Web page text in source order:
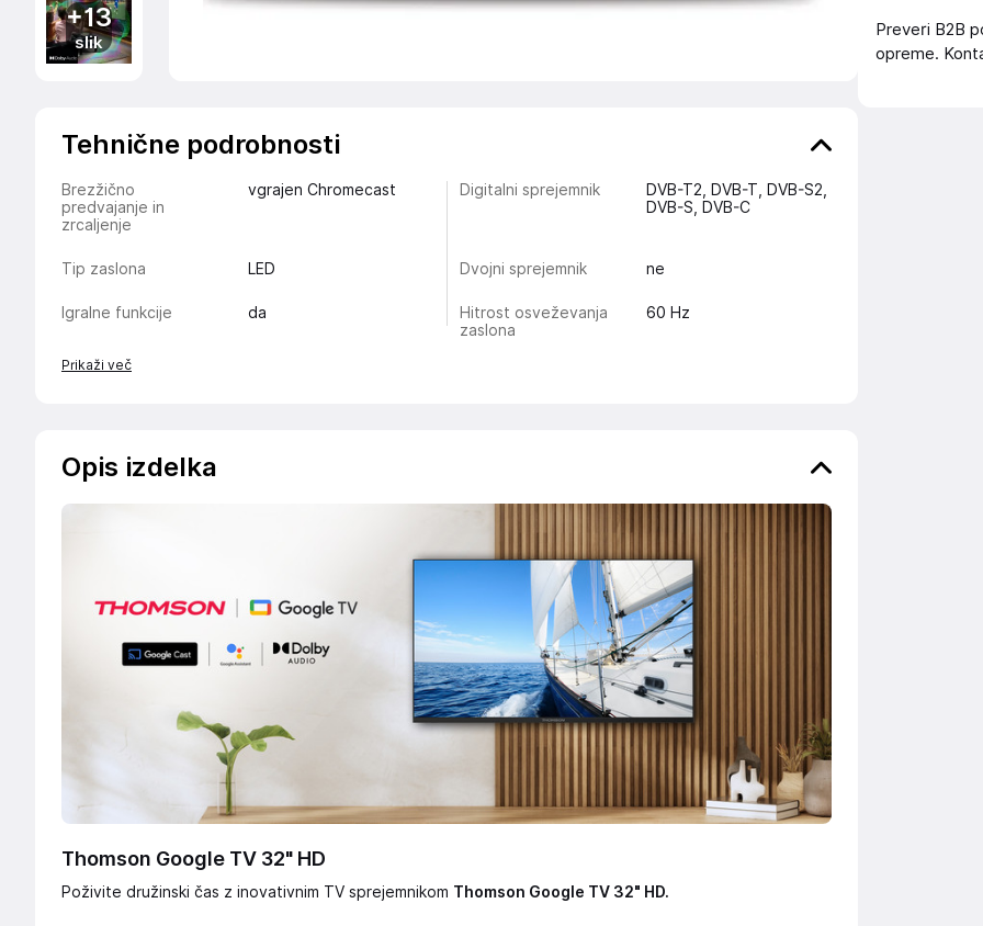
+13
slik
Tehnične podrobnosti
Brezžično
predvajanje in
zrcaljenje
vgrajen Chromecast Digitalni sprejemnik
DVB-T2, DVB-T, DVB-S2,
DVB-S, DVB-C
Tip zaslona LED Dvojni sprejemnik ne
Igralne funkcije da
Hitrost osveževanja
zaslona
60 Hz
Prikaži več
Opis izdelka
Thomson Google TV 32" HD
Poživite družinski čas z inovativnim TV sprejemnikom Thomson Google TV 32" HD.
Preveri B2B
opreme.